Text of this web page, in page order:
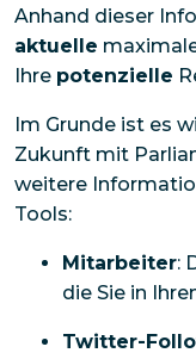
Anhand dieser
aktuelle
Ihre potenzielle
Im Grunde ist es
Zukunft mit
weitere
Tools:
Mitarbeiter:
die Sie in
Twitter-